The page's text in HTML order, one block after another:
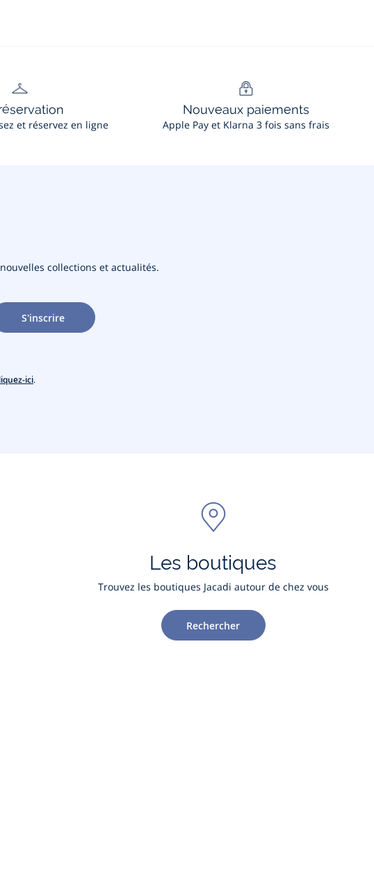
et réservez en ligne
Nouveaux paiements
Apple Pay et Klarna 3 fois sans frais
collections et actualités.
S'inscrire
ici.
Les boutiques
Trouvez les boutiques Jacadi autour de chez vous
Rechercher